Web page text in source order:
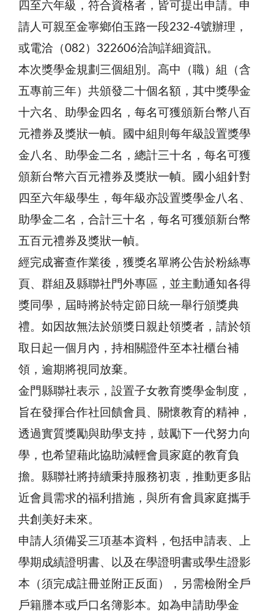
四至六年級，符合資格者，皆可提出申請。申
請人可親至金寧鄉伯玉路一段232-4號辦理，
或電洽（082）322606洽詢詳細資訊。
本次獎學金規劃三個組別。高中（職）組（含
五專前三年）共頒發二十個名額，其中獎學金
十六名、助學金四名，每名可獲頒新台幣八百
元禮券及獎狀一幀。國中組則每年級設置獎學
金八名、助學金二名，總計三十名，每名可獲
頒新台幣六百元禮券及獎狀一幀。國小組針對
四至六年級學生，每年級亦設置獎學金八名、
助學金二名，合計三十名，每名可獲頒新台幣
五百元禮券及獎狀一幀。
經完成審查作業後，獲獎名單將公告於粉絲專
頁、群組及縣聯社門外專區，並主動通知各得
獎同學，屆時將於特定節日統一舉行頒獎典
禮。如因故無法於頒獎日親赴領獎者，請於領
取日起一個月內，持相關證件至本社櫃台補
領，逾期將視同放棄。
金門縣聯社表示，設置子女教育獎學金制度，
旨在發揮合作社回饋會員、關懷教育的精神，
透過實質獎勵與助學支持，鼓勵下一代努力向
學，也希望藉此協助減輕會員家庭的教育負
擔。縣聯社將持續秉持服務初衷，推動更多貼
近會員需求的福利措施，與所有會員家庭攜手
共創美好未來。
申請人須備妥三項基本資料，包括申請表、上
學期成績證明書、以及在學證明書或學生證影
本（須完成註冊並附正反面），另需檢附全戶
戶籍謄本或戶口名簿影本。如為申請助學金